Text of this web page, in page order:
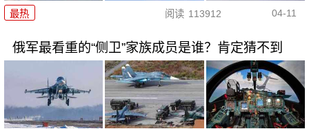
最热 阅读 113912 04-11
俄军最看重的“侧卫”家族成员是谁？肯定猜不到